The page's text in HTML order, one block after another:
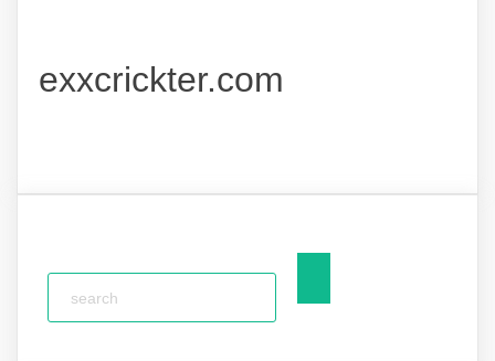
exxcrickter.com